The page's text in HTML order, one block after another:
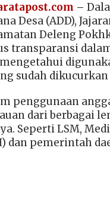
–
Desa (ADD),
Deleng
transparansi
sudah
penggunaan
dari berbagai
Seperti LSM,
dan pemerintah